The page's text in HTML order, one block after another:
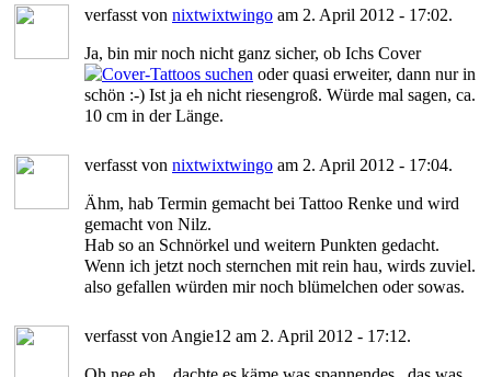
verfasst von nixtwixtwingo am 2. April 2012 - 17:02.
Ja, bin mir noch nicht ganz sicher, ob Ichs Cover
oder quasi erweiter, dann nur in
schön :-) Ist ja eh nicht riesengroß. Würde mal sagen, ca.
10 cm in der Länge.
verfasst von nixtwixtwingo am 2. April 2012 - 17:04.
Ähm, hab Termin gemacht bei Tattoo Renke und wird
gemacht von Nilz.
Hab so an Schnörkel und weitern Punkten gedacht.
Wenn ich jetzt noch sternchen mit rein hau, wirds zuviel.
also gefallen würden mir noch blümelchen oder sowas.
verfasst von Angie12 am 2. April 2012 - 17:12.